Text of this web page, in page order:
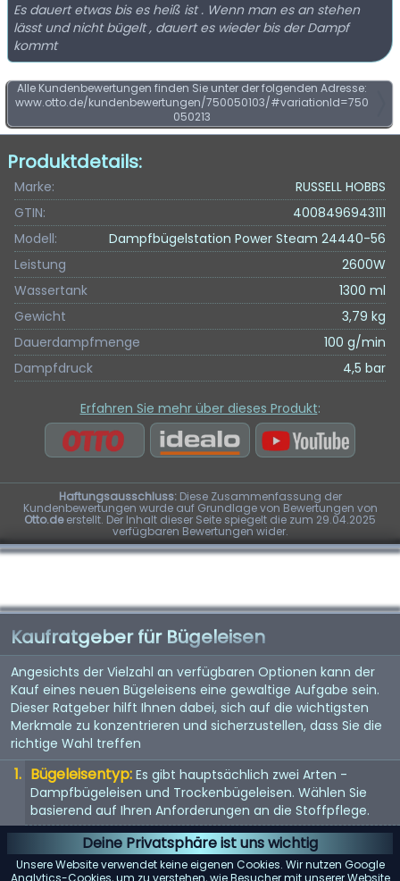
Deine Privatsphäre ist uns wichtig
Unsere Website verwendet keine eigenen Cookies. Wir nutzen Google
Analytics-Cookies, um zu verstehen, wie Besucher mit unserer Website
Es dauert etwas bis es heiß ist . Wenn man es an stehen
lässt und nicht bügelt , dauert es wieder bis der Dampf
kommt
Alle Kundenbewertungen finden Sie unter der folgenden Adresse:
www.otto.de/kundenbewertungen/750050103/#variationId=750
050213
Produktdetails:
Marke:
RUSSELL HOBBS
GTIN:
4008496943111
Modell:
Dampfbügelstation Power Steam 24440-56
Leistung
2600W
Wassertank
1300 ml
Gewicht
3,79 kg
Dauerdampfmenge
100 g/min
Dampfdruck
4,5 bar
Erfahren Sie mehr über dieses Produkt:
Haftungsausschluss:Diese Zusammenfassung der
Kundenbewertungen wurde auf Grundlage von Bewertungen von
Otto.deerstellt. Der Inhalt dieser Seite spiegelt die zum 29.04.2025
verfügbaren Bewertungen wider.
Kaufratgeber für Bügeleisen
Angesichts der Vielzahl an verfügbaren Optionen kann der
Kauf eines neuen Bügeleisens eine gewaltige Aufgabe sein.
Dieser Ratgeber hilft Ihnen dabei, sich auf die wichtigsten
Merkmale zu konzentrieren und sicherzustellen, dass Sie die
richtige Wahl treffen
Bügeleisentyp: Es gibt hauptsächlich zwei Arten -
Dampfbügeleisen und Trockenbügeleisen. Wählen Sie
basierend auf Ihren Anforderungen an die Stoffpflege.
Material der Bügelsohle: Die Bügelsohle ist die Basis des
Bügeleisens. Antihaftbeschichtung, Edelstahl und Keramik
sind gängige Materialien. Jedes bietet unterschiedliche